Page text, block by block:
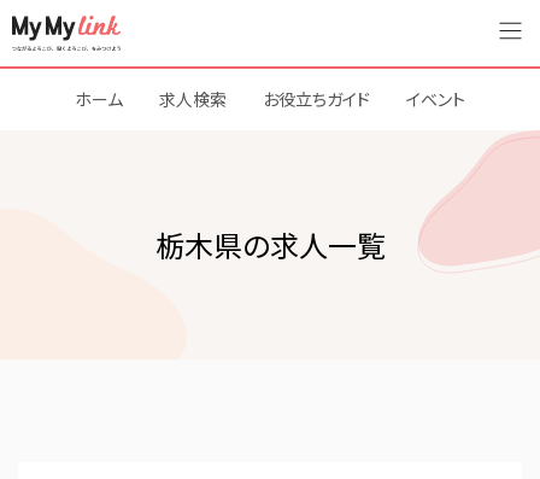
ホーム 求人検索 お役立ちガイド イベント
栃木県の求人一覧